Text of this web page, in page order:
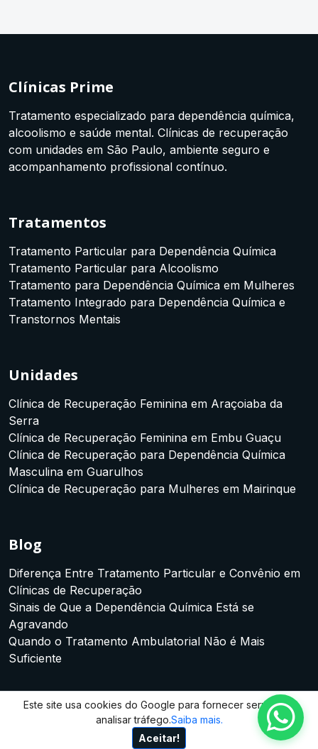
Clínicas Prime
Tratamento especializado para dependência química,
alcoolismo e saúde mental. Clínicas de recuperação
com unidades em São Paulo, ambiente seguro e
acompanhamento profissional contínuo.
Tratamentos
Tratamento Particular para Dependência Química
Tratamento Particular para Alcoolismo
Tratamento para Dependência Química em Mulheres
Tratamento Integrado para Dependência Química e
Transtornos Mentais
Unidades
Clínica de Recuperação Feminina em Araçoiaba da
Serra
Clínica de Recuperação Feminina em Embu Guaçu
Clínica de Recuperação para Dependência Química
Masculina em Guarulhos
Clínica de Recuperação para Mulheres em Mairinque
Blog
Diferença Entre Tratamento Particular e Convênio em
Clínicas de Recuperação
Sinais de Que a Dependência Química Está se
Agravando
Quando o Tratamento Ambulatorial Não é Mais
Suficiente
Copyright © 2026 Todos direitos reservados.
Site produzido por:Almeida Sites
Este site usa cookies do Google para fornecer serviços e
analisar tráfego.Saiba mais.
Aceitar!